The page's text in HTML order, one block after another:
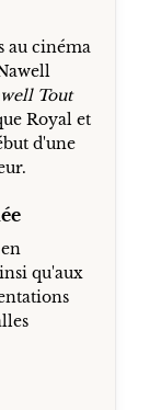
au cinéma
Tout
Royal et
d'une
qu'aux